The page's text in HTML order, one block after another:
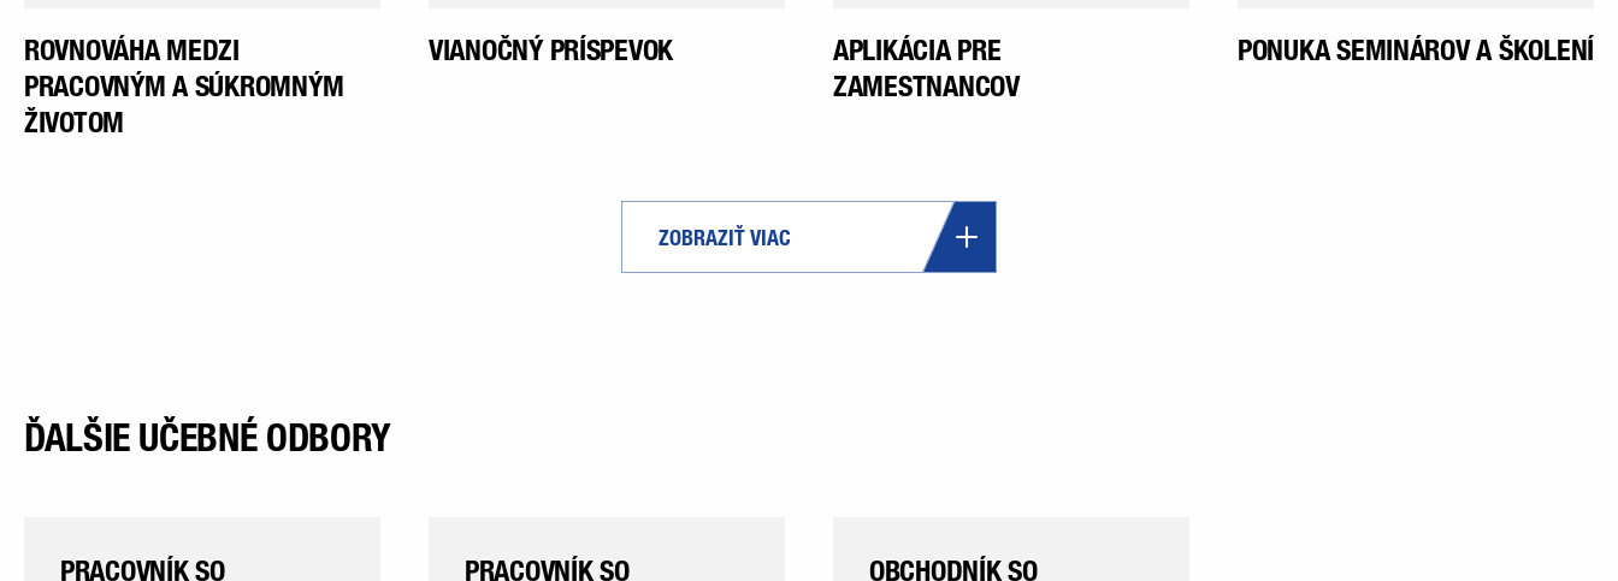
ROVNOVÁHA MEDZI
PRACOVNÝM A SÚKROMNÝM
ŽIVOTOM
VIANOČNÝ PRÍSPEVOK
APLIKÁCIA PRE
ZAMESTNANCOV
PONUKA SEMINÁROV A ŠKOLENÍ
ZOBRAZIŤ VIAC
ĎALŠIE UČEBNÉ ODBORY
PRACOVNÍK SO
PRACOVNÍK SO
OBCHODNÍK SO